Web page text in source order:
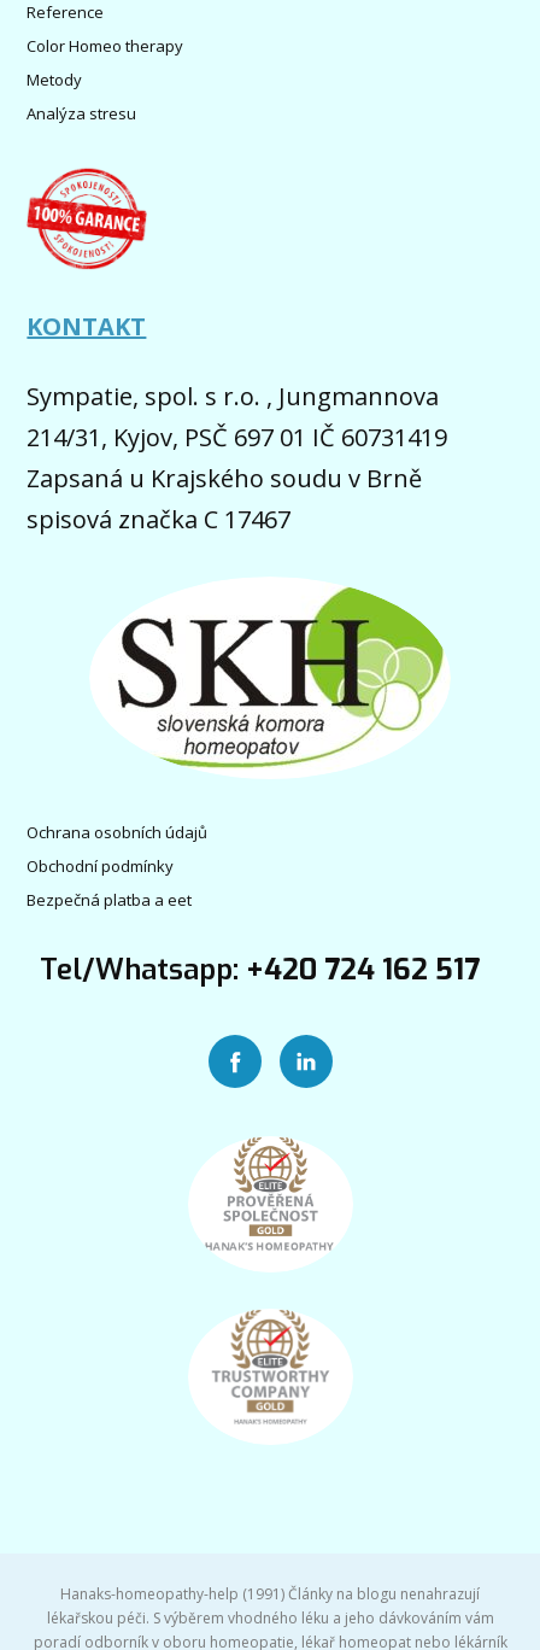
Reference
Color Homeo therapy
Metody
Analýza stresu
KONTAKT
Sympatie, spol. s r.o. , Jungmannova
214/31, Kyjov, PSČ 697 01 IČ 60731419
Zapsaná u Krajského soudu v Brně
spisová značka C 17467
Ochrana osobních údajů
Obchodní podmínky
Bezpečná platba a eet
Tel/Whatsapp: +420 724 162 517
Hanaks-homeopathy-help (1991) Články na blogu nenahrazují
lékařskou péči. S výběrem vhodného léku a jeho dávkováním vám
poradí odborník v oboru homeopatie, lékař homeopat nebo lékárník